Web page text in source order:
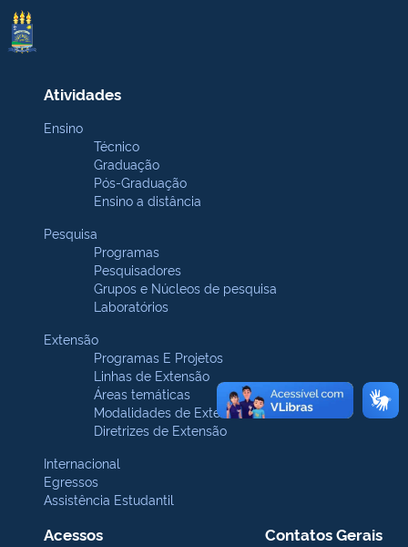
Atividades
Ensino
Técnico
Graduação
Pós-Graduação
Ensino a distância
Pesquisa
Programas
Pesquisadores
Grupos e Núcleos de pesquisa
Laboratórios
Extensão
Programas E Projetos
Linhas de Extensão
Áreas temáticas
Modalidades de Extensão
Diretrizes de Extensão
Internacional
Egressos
Assistência Estudantil
Acessos Contatos Gerais